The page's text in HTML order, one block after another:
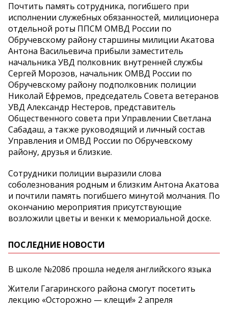
Почтить память сотрудника, погибшего при
исполнении служебных обязанностей, милиционера
отдельной роты ППСМ ОМВД России по
Обручевскому району старшины милиции Акатова
Антона Васильевича прибыли заместитель
начальника УВД полковник внутренней службы
Сергей Морозов, начальник ОМВД России по
Обручевскому району подполковник полиции
Николай Ефремов, председатель Совета ветеранов
УВД Александр Нестеров, представитель
Общественного совета при Управлении Светлана
Сабадаш, а также руководящий и личный состав
Управления и ОМВД России по Обручевскому
району, друзья и близкие.
Сотрудники полиции выразили слова
соболезнования родным и близким Антона Акатова
и почтили память погибшего минутой молчания. По
окончанию мероприятия присутствующие
возложили цветы и венки к мемориальной доске.
ПОСЛЕДНИЕ НОВОСТИ
В школе №2086 прошла неделя английского языка
Жители Гагаринского района смогут посетить
лекцию «Осторожно — клещи!» 2 апреля